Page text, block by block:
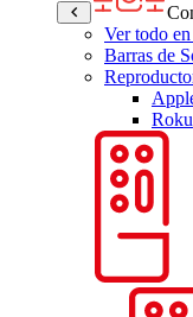
Ver todo
Barras de
Roku